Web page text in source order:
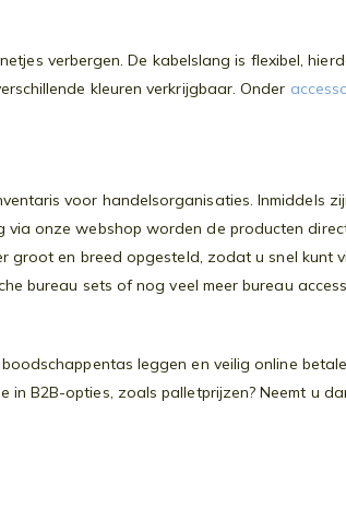
verbergen. De kabelslang is flexibel,
kleuren verkrijgbaar. Onder
voor handelsorganisaties. Inmiddels
onze webshop worden de producten
groot en breed opgesteld, zodat u snel kunt
bureau sets of nog veel meer bureau
leggen en veilig online
B2B-opties, zoals palletprijzen? Neemt u